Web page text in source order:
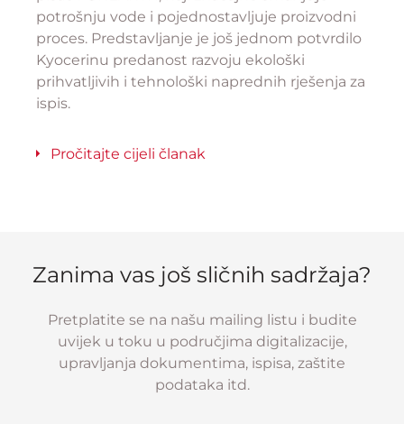
potrošnju vode i pojednostavljuje proizvodni
proces. Predstavljanje je još jednom potvrdilo
Kyocerinu predanost razvoju ekološki
prihvatljivih i tehnološki naprednih rješenja za
ispis.
Pročitajte cijeli članak
Zanima vas još sličnih sadržaja?
Pretplatite se na našu mailing listu i budite
uvijek u toku u područjima digitalizacije,
upravljanja dokumentima, ispisa, zaštite
podataka itd.